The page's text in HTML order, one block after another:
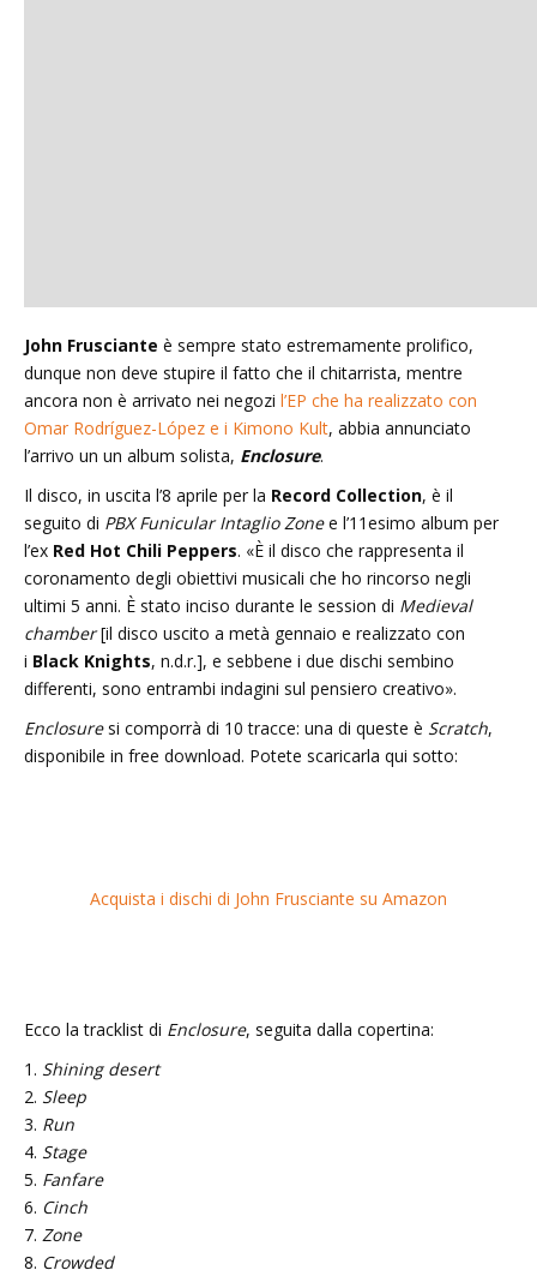
John Frusciante è sempre stato estremamente prolifico,
dunque non deve stupire il fatto che il chitarrista, mentre
ancora non è arrivato nei negozi l’EP che ha realizzato con
Omar Rodríguez-López e i Kimono Kult, abbia annunciato
l’arrivo un un album solista, Enclosure.
Il disco, in uscita l’8 aprile per la Record Collection, è il
seguito di PBX Funicular Intaglio Zonee l’11esimo album per
l’ex Red Hot Chili Peppers. «È il disco che rappresenta il
coronamento degli obiettivi musicali che ho rincorso negli
ultimi 5 anni. È stato inciso durante le session di Medieval
chamber[il disco uscito a metà gennaio e realizzato con
i Black Knights, n.d.r.], e sebbene i due dischi sembino
differenti, sono entrambi indagini sul pensiero creativo».
Enclosuresi comporrà di 10 tracce: una di queste è Scratch,
disponibile in free download. Potete scaricarla qui sotto:
Acquista i dischi di John Frusciante su Amazon
Ecco la tracklist di Enclosure, seguita dalla copertina:
1. Shining desert
2. Sleep
3. Run
4. Stage
5. Fanfare
6. Cinch
7. Zone
8. Crowded